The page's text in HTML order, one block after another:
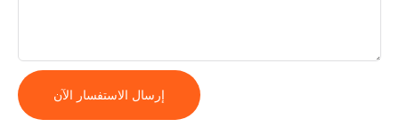
إرسال الاستفسار الآن